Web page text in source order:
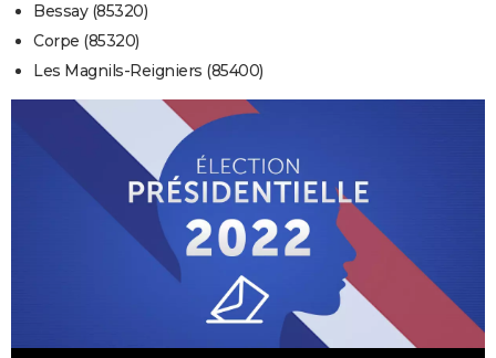
Bessay (85320)
Corpe (85320)
Les Magnils-Reigniers (85400)